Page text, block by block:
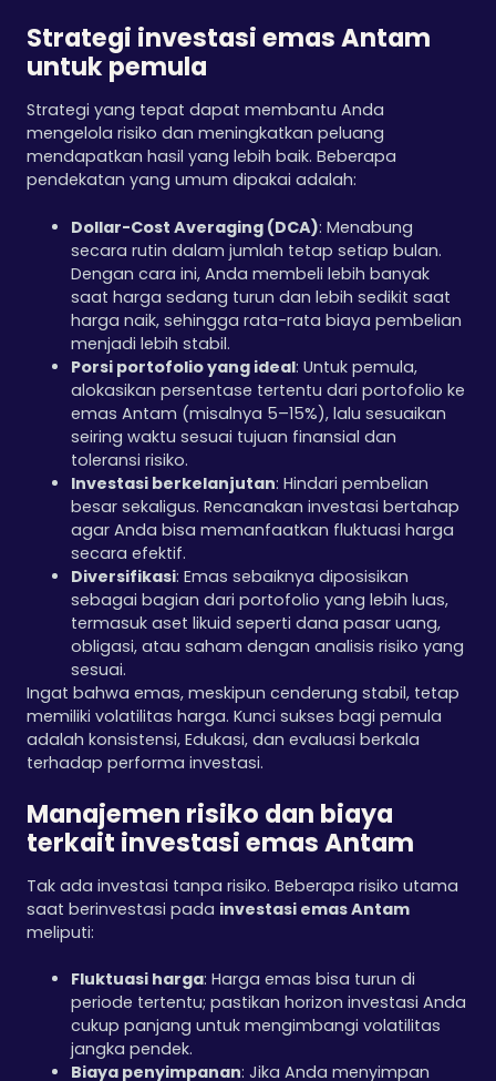
Strategi investasi emas Antam
untuk pemula
Strategi yang tepat dapat membantu Anda
mengelola risiko dan meningkatkan peluang
mendapatkan hasil yang lebih baik. Beberapa
pendekatan yang umum dipakai adalah:
Dollar-Cost Averaging (DCA): Menabung
secara rutin dalam jumlah tetap setiap bulan.
Dengan cara ini, Anda membeli lebih banyak
saat harga sedang turun dan lebih sedikit saat
harga naik, sehingga rata-rata biaya pembelian
menjadi lebih stabil.
Porsi portofolio yang ideal: Untuk pemula,
alokasikan persentase tertentu dari portofolio ke
emas Antam (misalnya 5–15%), lalu sesuaikan
seiring waktu sesuai tujuan finansial dan
toleransi risiko.
Investasi berkelanjutan: Hindari pembelian
besar sekaligus. Rencanakan investasi bertahap
agar Anda bisa memanfaatkan fluktuasi harga
secara efektif.
Diversifikasi: Emas sebaiknya diposisikan
sebagai bagian dari portofolio yang lebih luas,
termasuk aset likuid seperti dana pasar uang,
obligasi, atau saham dengan analisis risiko yang
sesuai.
Ingat bahwa emas, meskipun cenderung stabil, tetap
memiliki volatilitas harga. Kunci sukses bagi pemula
adalah konsistensi, Edukasi, dan evaluasi berkala
terhadap performa investasi.
Manajemen risiko dan biaya
terkait investasi emas Antam
Tak ada investasi tanpa risiko. Beberapa risiko utama
saat berinvestasi pada investasi emas Antam
meliputi:
Fluktuasi harga: Harga emas bisa turun di
periode tertentu; pastikan horizon investasi Anda
cukup panjang untuk mengimbangi volatilitas
jangka pendek.
Biaya penyimpanan: Jika Anda menyimpan